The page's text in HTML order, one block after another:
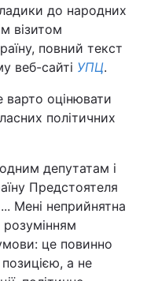
до народних
візитом
повний текст
веб-сайті УПЦ.
оцінювати
політичних
депутатам і
Предстоятеля
Мені неприйнятна
розумінням
це повинно
а не